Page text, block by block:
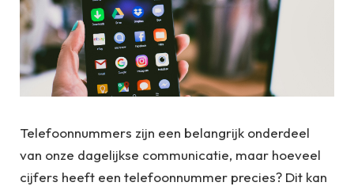
Telefoonnummers zijn een belangrijk onderdeel
van onze dagelijkse communicatie, maar hoeveel
cijfers heeft een telefoonnummer precies? Dit kan